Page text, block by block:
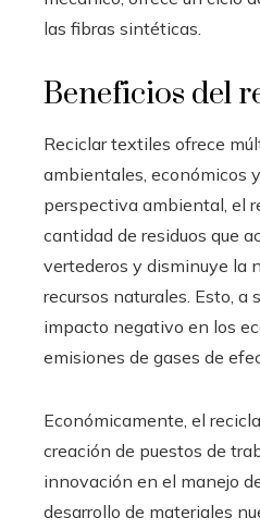
las fibras sintéticas.
Beneficios del
Reciclar textiles ofrece
ambientales, económicos
perspectiva ambiental, el
cantidad de residuos que
vertederos y disminuye la
recursos naturales. Esto, a
impacto negativo en los
emisiones de gases de
Económicamente, el
creación de puestos de
innovación en el manejo
desarrollo de materiales